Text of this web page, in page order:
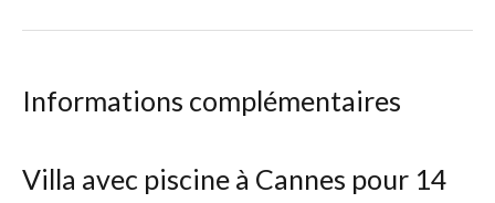
Informations complémentaires
Villa avec piscine à Cannes pour 14